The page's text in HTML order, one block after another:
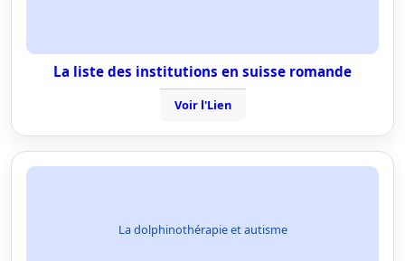
La liste des institutions en suisse romande
Voir l'Lien
La dolphinothérapie et autisme